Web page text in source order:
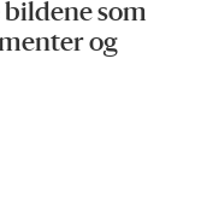
bildene som
og